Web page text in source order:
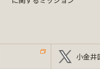
小金井